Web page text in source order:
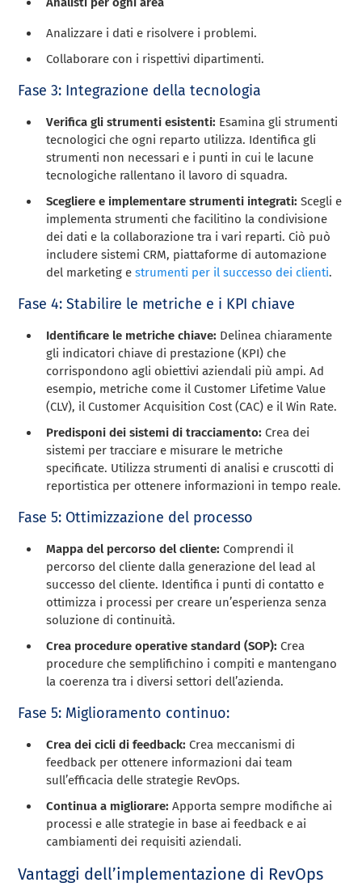
Analizzare i dati e risolvere i problemi.
Collaborare con i rispettivi dipartimenti.
Fase 3: Integrazione della tecnologia
Verifica gli strumenti esistenti: Esamina gli strumenti
tecnologici che ogni reparto utilizza. Identifica gli
strumenti non necessari e i punti in cui le lacune
tecnologiche rallentano il lavoro di squadra.
Scegliere e implementare strumenti integrati:Scegli e
implementa strumenti che facilitino la condivisione
dei dati e la collaborazione tra i vari reparti. Ciò può
includere sistemi CRM, piattaforme di automazione
del marketing estrumenti per il successo dei clienti.
Fase 4: Stabilire le metriche e i KPI chiave
Identificare le metriche chiave: Delinea chiaramente
gli indicatori chiave di prestazione (KPI) che
corrispondono agli obiettivi aziendali più ampi. Ad
esempio, metriche come il Customer Lifetime Value
(CLV), il Customer Acquisition Cost (CAC) e il Win Rate.
Predisponi dei sistemi di tracciamento:Crea dei
sistemi per tracciare e misurare le metriche
specificate. Utilizza strumenti di analisi e cruscotti di
reportistica per ottenere informazioni in tempo reale.
Fase 5: Ottimizzazione del processo
Mappa del percorso del cliente:Comprendi il
percorso del cliente dalla generazione del lead al
successo del cliente. Identifica i punti di contatto e
ottimizza i processi per creare un’esperienza senza
soluzione di continuità.
Crea procedure operative standard (SOP):Crea
procedure che semplifichino i compiti e mantengano
la coerenza tra i diversi settori dell’azienda.
Fase 5: Miglioramento continuo:
Crea dei cicli di feedback:Crea meccanismi di
feedback per ottenere informazioni dai team
sull’efficacia delle strategie RevOps.
Continua a migliorare:Apporta sempre modifiche ai
processi e alle strategie in base ai feedback e ai
cambiamenti dei requisiti aziendali.
Vantaggi dell’implementazione di RevOps